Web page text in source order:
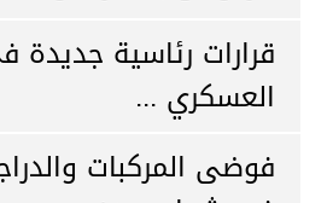
قرارات رئاسية
العسكري ...
فوضى المركبات